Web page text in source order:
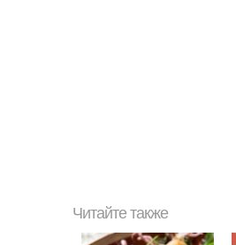
Читайте также